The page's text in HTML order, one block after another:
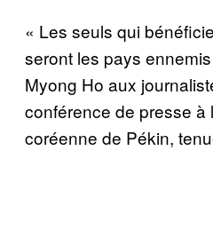
« Les seuls qui
seront les pays
Myong Ho aux
conférence de presse à
coréenne de Pékin,